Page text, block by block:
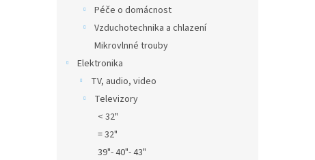
Péče o domácnost
Vzduchotechnika a chlazení
Mikrovlnné trouby
Elektronika
TV, audio, video
Televizory
< 32"
= 32"
39"- 40"- 43"